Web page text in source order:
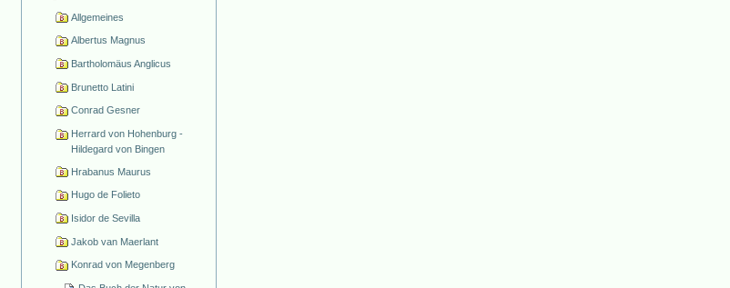
Allgemeines
Albertus Magnus
Bartholomäus Anglicus
Brunetto Latini
Conrad Gesner
Herrard von Hohenburg -
Hildegard von Bingen
Hrabanus Maurus
Hugo de Folieto
Isidor de Sevilla
Jakob van Maerlant
Konrad von Megenberg